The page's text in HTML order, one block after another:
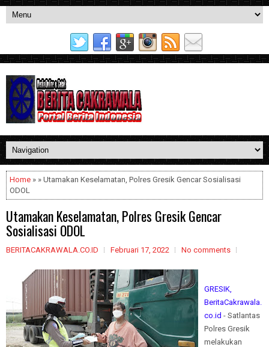
Home » » Utamakan Keselamatan, Polres Gresik Gencar Sosialisasi
ODOL
Utamakan Keselamatan, Polres Gresik Gencar
Sosialisasi ODOL
BERITACAKRAWALA.CO.ID Februari 17, 2022 No comments
GRESIK,
BeritaCakrawala.
co.id - Satlantas
Polres Gresik
melakukan